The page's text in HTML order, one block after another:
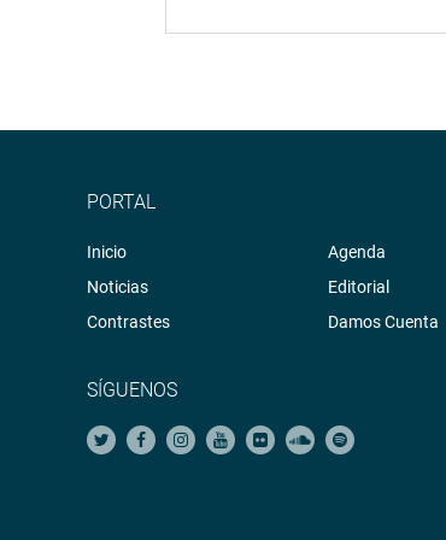
PORTAL
Inicio
Noticias
Contrastes
Agenda
Editorial
Damos Cuenta
SÍGUENOS